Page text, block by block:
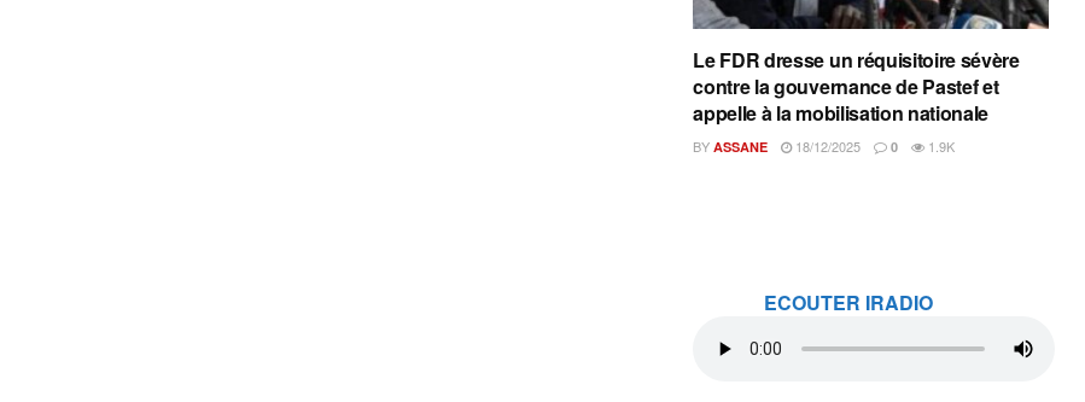
Le FDR dresse un réquisitoire sévère
contre la gouvernance de Pastef et
appelle à la mobilisation nationale
BY ASSANE 18/12/2025 0 1.9K
ECOUTER IRADIO